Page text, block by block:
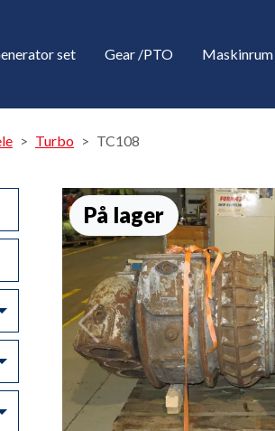
set Gear /PTO Maskinrum
Turbo TC108
Dropdown
Dropdown
Dropdown
På lager